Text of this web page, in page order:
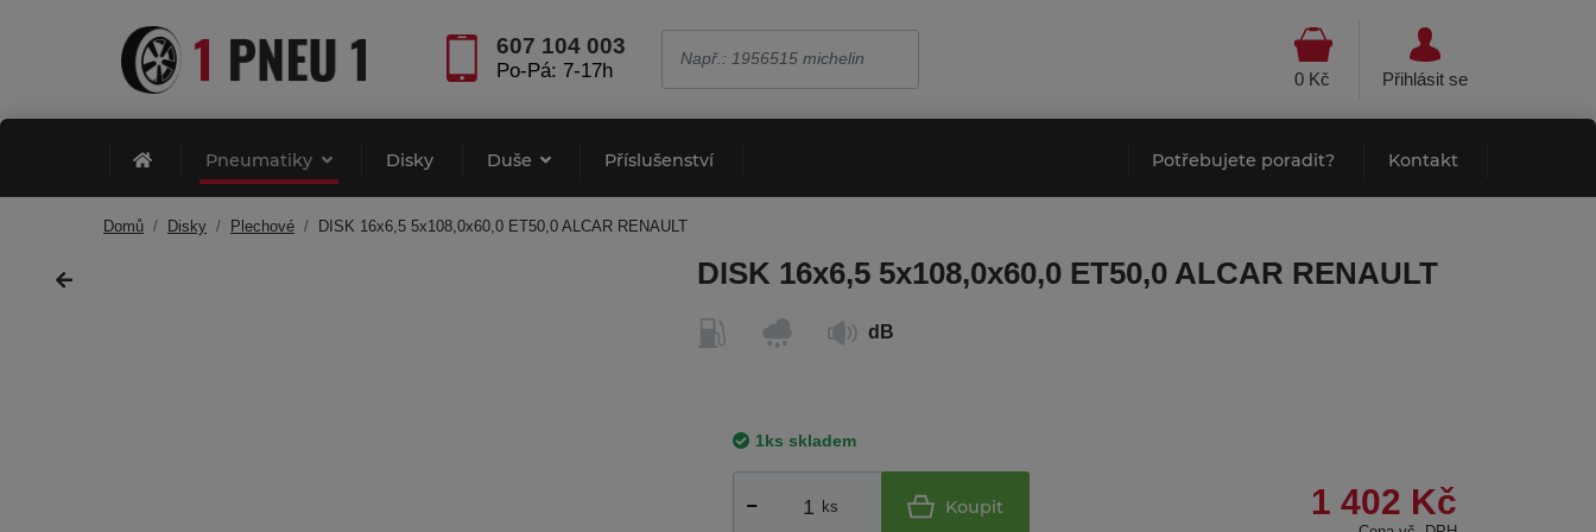
607 104 003
Po-Pá: 7-17h 0 Kč Přihlásit se
Pneumatiky Disky Duše Příslušenství Potřebujete poradit? Kontakt
Domů Disky Plechové DISK 16x6,5 5x108,0x60,0 ET50,0 ALCAR RENAULT
DISK 16x6,5 5x108,0x60,0 ET50,0 ALCAR RENAULT
dB
1ks skladem
ks Koupit 1 402 Kč